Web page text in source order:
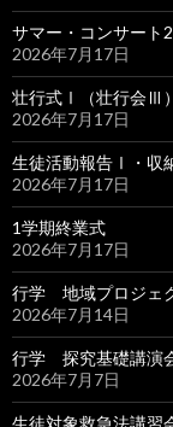
サマー・コンサート
2026年7月17日
壮行式Ⅰ（壮行会Ⅲ
2026年7月17日
生徒活動報告Ⅰ・収
2026年7月17日
1学期終業式
2026年7月17日
行学 地域プロジェ
2026年7月14日
行学 探究基礎講演
2026年7月7日
生徒対象救急法講習